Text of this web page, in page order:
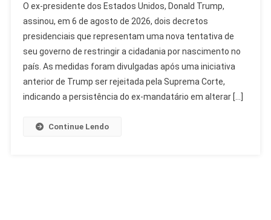
Restringe
Cidadania
Por
Nascimento
Com
Novos
Decretos
O ex-presidente dos Estados Unidos, Donald Trump,
assinou, em 6 de agosto de 2026, dois decretos
presidenciais que representam uma nova tentativa de
seu governo de restringir a cidadania por nascimento no
país. As medidas foram divulgadas após uma iniciativa
anterior de Trump ser rejeitada pela Suprema Corte,
indicando a persistência do ex-mandatário em alterar […]
Continue Lendo